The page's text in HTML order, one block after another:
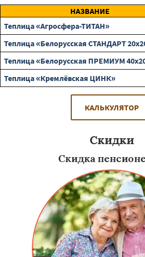
НАЗВАНИЕ
Теплица «Агросфера-ТИТАН»
Теплица «Белорусская СТАНДАРТ
Теплица «Белорусская ПРЕМИУМ
Теплица «Кремлёвская ЦИНК»
КАЛЬКУЛЯТОР
Скидки
Скидка